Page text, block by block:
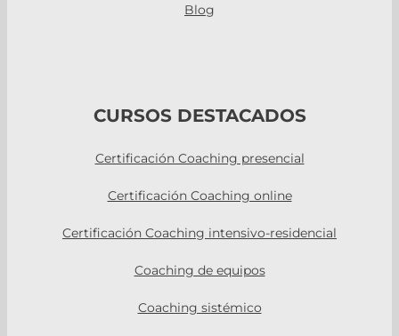
Blog
CURSOS DESTACADOS
Certificación Coaching presencial
Certificación Coaching online
Certificación Coaching intensivo-residencial
Coaching de equipos
Coaching sistémico